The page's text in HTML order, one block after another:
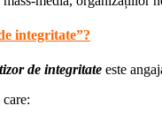
integritate”?
de integritate este